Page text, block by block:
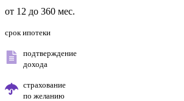
от 12 до 360 мес.
срок ипотеки
подтверждение
дохода
страхование
по желанию